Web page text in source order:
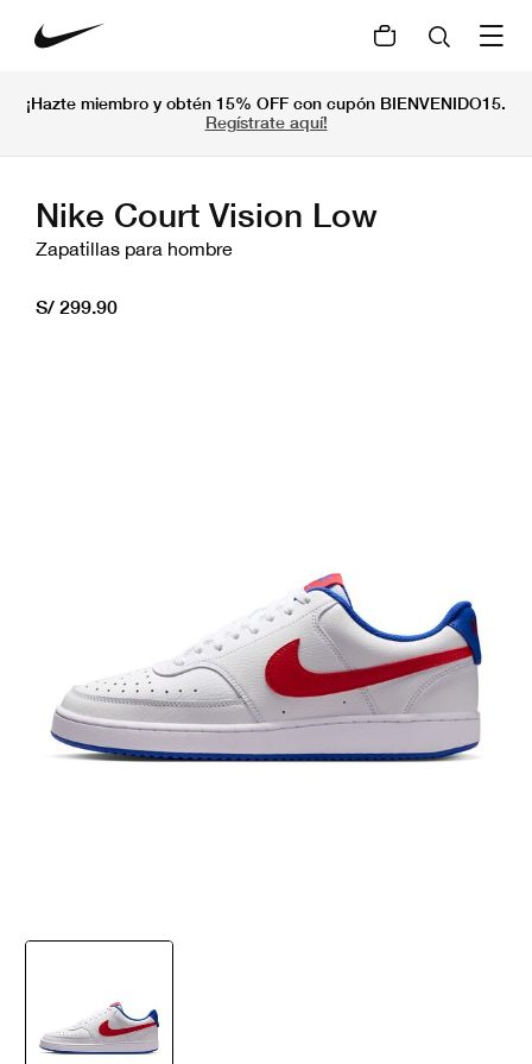
¡Hazte miembro y obtén 15% OFF con cupón BIENVENIDO15.
Regístrate aquí!
Nike Court Vision Low
Zapatillas para hombre
S/ 299.90